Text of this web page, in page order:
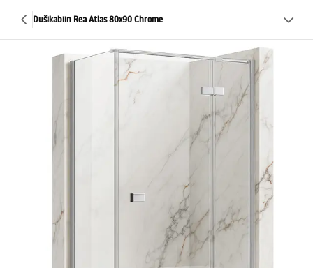
Dušikabiin Rea Atlas 80x90 Chrome